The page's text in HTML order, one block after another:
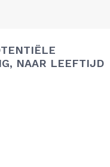
NAAR LEEFTIJD